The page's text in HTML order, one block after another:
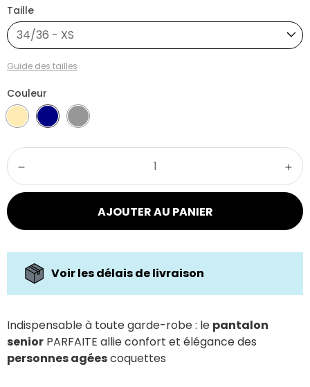
Couleur
Taille
34/36 - XS
Guide des tailles
AJOUTER AU PANIER
Voir les délais de livraison
Indispensable à toute garde-robe : le pantalon
senior PARFAITE allie confort et élégance des
personnes agéescoquettes